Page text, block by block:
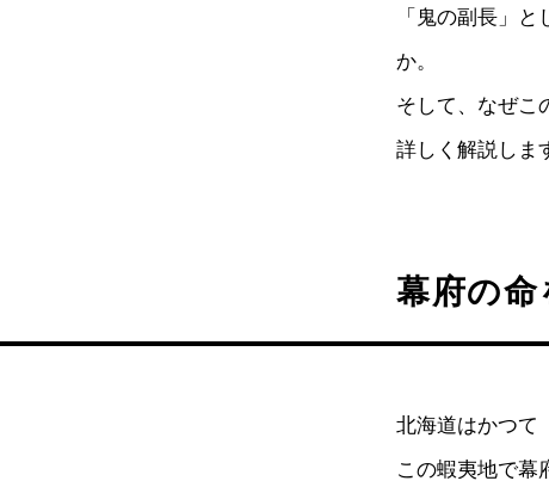
「鬼の副長」
か。
そして、なぜこ
詳しく解説しま
幕府の命
北海道はかつて
この蝦夷地で幕